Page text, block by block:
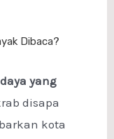
Dibaca?
yang
disapa
kota